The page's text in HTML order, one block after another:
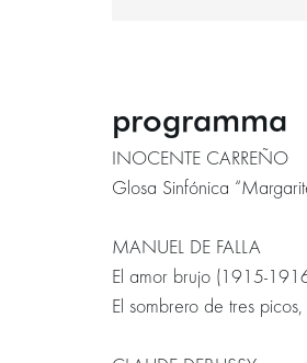
programma
INOCENTE CARREÑO
Glosa Sinfónica
MANUEL DE FALLA
El amor brujo (1915-
El sombrero de tres